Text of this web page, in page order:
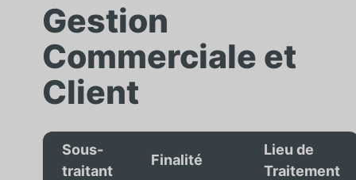
Gestion
Commerciale et
Client
Sous-
traitant
Finalité
Lieu de
Traitement